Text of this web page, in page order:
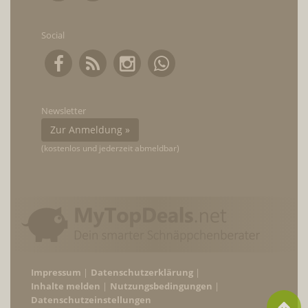
Social
Newsletter
Zur Anmeldung »
(kostenlos und jederzeit abmeldbar)
Impressum
Datenschutzerklärung
Inhalte melden
Nutzungsbedingungen
Datenschutzeinstellungen